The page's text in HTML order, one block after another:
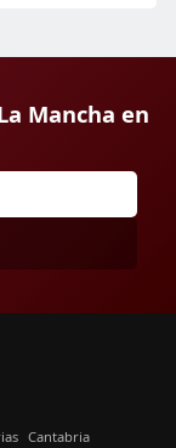
Mancha en
Cantabria